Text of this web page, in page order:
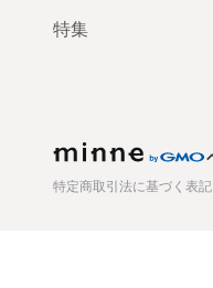
特集
特定商取引法に基づく表記